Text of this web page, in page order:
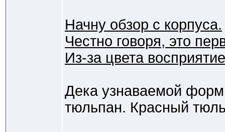
Начну обзор с корпуса.
Честно говоря, это
Из-за цвета
Дека узнаваемой
тюльпан. Красный